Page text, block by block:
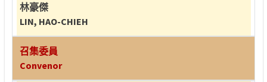
林豪傑
LIN, HAO-CHIEH
召集委員
Convenor